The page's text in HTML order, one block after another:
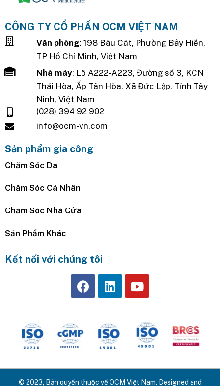
CÔNG TY CỔ PHẦN OCM VIỆT NAM
Văn phòng: 198 Bàu Cát, Phường Bảy Hiền,
TP Hồ Chí Minh, Việt Nam
Nhà máy: Lô A222-A223, Đường số 3, KCN
Thái Hòa, Ấp Tân Hòa, Xã Đức Lập, Tỉnh Tây
Ninh, Việt Nam
(028) 394 92 902
info@ocm-vn.com
Sản phẩm gia công
Chăm Sóc Da
Chăm Sóc Cá Nhân
Chăm Sóc Nhà Cửa
Sản Phẩm Khác
Kết nối với chúng tôi
© 2023, Bản quyền thuộc về OCM Việt Nam. Designed and